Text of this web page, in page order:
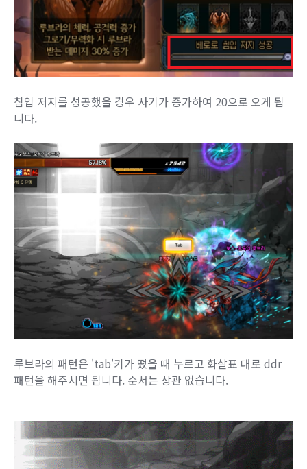
침입 저지를 성공했을 경우 사기가 증가하여 20으로 오게 됩
니다.
루브라의 패턴은 'tab'키가 떴을 때 누르고 화살표 대로 ddr
패턴을 해주시면 됩니다. 순서는 상관 없습니다.